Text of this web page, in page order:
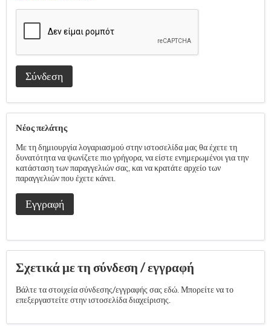
Σύνδεση
Νέος πελάτης
Με τη δημιουργία λογαριασμού στην ιστοσελίδα μας θα έχετε τη
δυνατότητα να ψωνίζετε πιο γρήγορα, να είστε ενημερωμένοι για την
κατάσταση των παραγγελιών σας, και να κρατάτε αρχείο των
παραγγελιών που έχετε κάνει.
Εγγραφή
Σχετικά με τη σύνδεση / εγγραφή
Βάλτε τα στοιχεία σύνδεσης/εγγραφής σας εδώ. Μπορείτε να το
επεξεργαστείτε στην ιστοσελίδα διαχείρισης.